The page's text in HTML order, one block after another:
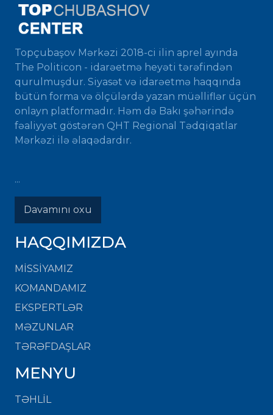
Topçubaşov Mərkəzi 2018-ci ilin aprel ayında
The Politicon - idarəetmə heyəti tərəfindən
qurulmuşdur. Siyasət və idarəetmə haqqında
bütün forma və ölçülərdə yazan müəlliflər üçün
onlayn platformadır. Həm də Bakı şəhərində
fəaliyyət göstərən QHT Regional Tədqiqatlar
Mərkəzi ilə əlaqədardır.
...
Davamını oxu
HAQQIMIZDA
MISSIYAMIZ
KOMANDAMIZ
EKSPERTLƏR
MƏZUNLAR
TƏRƏFDAŞLAR
MENYU
TƏHLİL